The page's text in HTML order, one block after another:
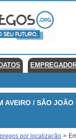
AVEIRO / SÃO JOÃO
por localização >